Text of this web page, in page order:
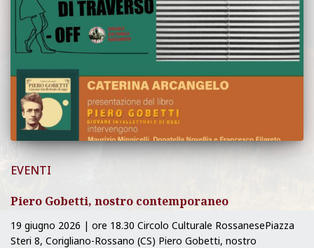
EVENTI
Piero Gobetti, nostro contemporaneo
19 giugno 2026 | ore 18.30 Circolo Culturale RossanesePiazza
Steri 8, Corigliano-Rossano (CS) Piero Gobetti, nostro